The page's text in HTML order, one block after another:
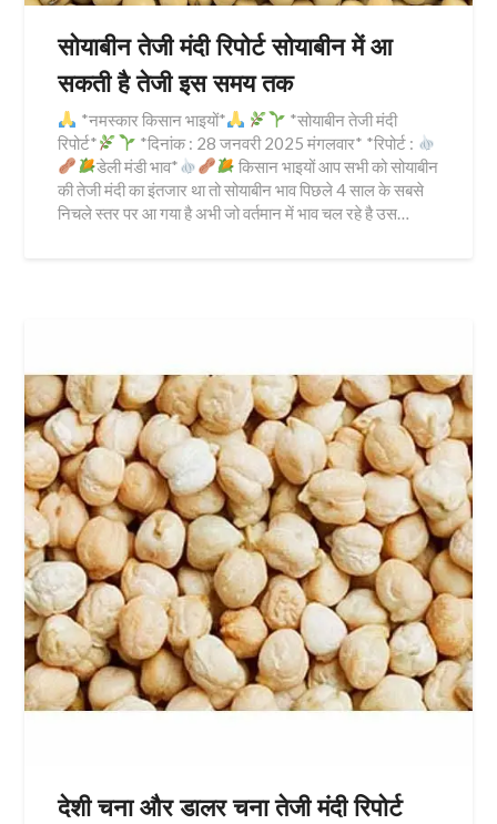
सोयाबीन तेजी मंदी रिपोर्ट सोयाबीन में आ
सकती है तेजी इस समय तक
*नमस्कार किसान भाइयों*
*सोयाबीन तेजी मंदी
रिपोर्ट*
*दिनांक : 28 जनवरी 2025 मंगलवार* *रिपोर्ट :
डेली मंडी भाव*
किसान भाइयों आप सभी को सोयाबीन
की तेजी मंदी का इंतजार था तो सोयाबीन भाव पिछले 4 साल के सबसे
निचले स्तर पर आ गया है अभी जो वर्तमान में भाव चल रहे है उस…
देशी चना और डालर चना तेजी मंदी रिपोर्ट